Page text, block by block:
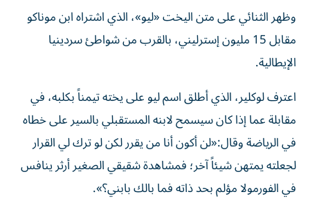
وظهر الثنائي على متن اليخت «ليو»، الذي اشتراه ابن موناكو
مقابل 15 مليون إسترليني، بالقرب من شواطئ سردينيا
الإيطالية.
اعترف لوكلير، الذي أطلق اسم ليو على يخته تيمناً بكلبه، في
مقابلة عما إذا كان سيسمح لابنه المستقبلي بالسير على خطاه
في الرياضة وقال:«لن أكون أنا من يقرر لكن لو ترك لي القرار
لجعلته يمتهن شيئاً آخر؛ فمشاهدة شقيقي الصغير أرثر ينافس
في الفورمولا مؤلم بحد ذاته فما بالك بابني؟».